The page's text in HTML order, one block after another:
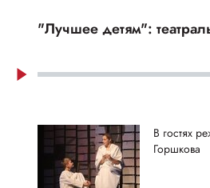
"Лучшее детям":
В гостях
Горшкова